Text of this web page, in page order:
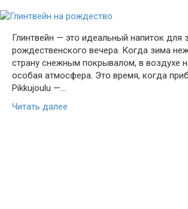
Глинтвейн — это идеальный напиток для
рождественского вечера. Когда зима
страну снежным покрывалом, в воздухе
особая атмосфера. Это время, когда
Pikkujoulu —…
Читать далее